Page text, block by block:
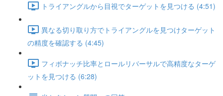
トライアングルから目視でターゲットを見つける (4:51)
異なる切り取り方でトライアングルを見つけターゲット
の精度を確認する (4:45)
フィボナッチ比率とロールリバーサルで高精度なターゲ
ットを見つける (6:28)